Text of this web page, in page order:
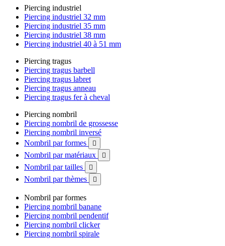
Piercing industriel
Piercing industriel 32 mm
Piercing industriel 35 mm
Piercing industriel 38 mm
Piercing industriel 40 à 51 mm
Piercing tragus
Piercing tragus barbell
Piercing tragus labret
Piercing tragus anneau
Piercing tragus fer à cheval
Piercing nombril
Piercing nombril de grossesse
Piercing nombril inversé
Nombril par formes

Nombril par matériaux 
Nombril par tailles 
Nombril par thèmes 
Nombril par formes
Piercing nombril banane
Piercing nombril pendentif
Piercing nombril clicker
Piercing nombril spirale